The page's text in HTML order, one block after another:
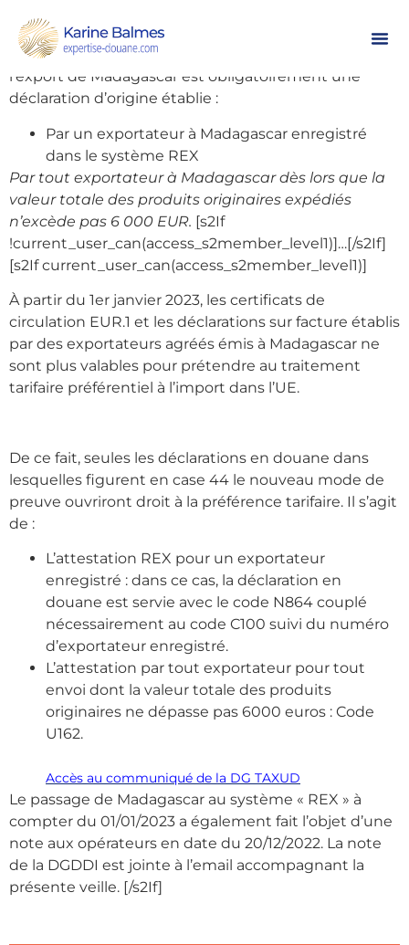
Information de la DG TAXUD du
A compter du 01/01/2023 la certification d’origine à
l’export de Madagascar est obligatoirement une
déclaration d’origine établie :
Par un exportateur à Madagascar enregistré
dans le système REX
Par tout exportateur à Madagascar dès lors que la
valeur totale des produits originaires expédiés
n’excède pas 6 000 EUR. [s2If
!current_user_can(access_s2member_level1)]…[/s2If]
[s2If current_user_can(access_s2member_level1)]
À partir du 1er janvier 2023, les certificats de
circulation EUR.1 et les déclarations sur facture établis
par des exportateurs agréés émis à Madagascar ne
sont plus valables pour prétendre au traitement
tarifaire préférentiel à l’import dans l’UE.
De ce fait, seules les déclarations en douane dans
lesquelles figurent en case 44 le nouveau mode de
preuve ouvriront droit à la préférence tarifaire. Il s’agit
de :
L’attestation REX pour un exportateur
enregistré : dans ce cas, la déclaration en
douane est servie avec le code N864 couplé
nécessairement au code C100 suivi du numéro
d’exportateur enregistré.
L’attestation par tout exportateur pour tout
envoi dont la valeur totale des produits
originaires ne dépasse pas 6000 euros : Code
U162.
Accès au communiqué de la DG TAXUD
Le passage de Madagascar au système « REX » à
compter du 01/01/2023 a également fait l’objet d’une
note aux opérateurs en date du 20/12/2022. La note
de la DGDDI est jointe à l’email accompagnant la
présente veille. [/s2If]